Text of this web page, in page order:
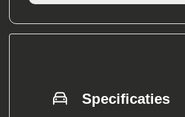
Specificaties